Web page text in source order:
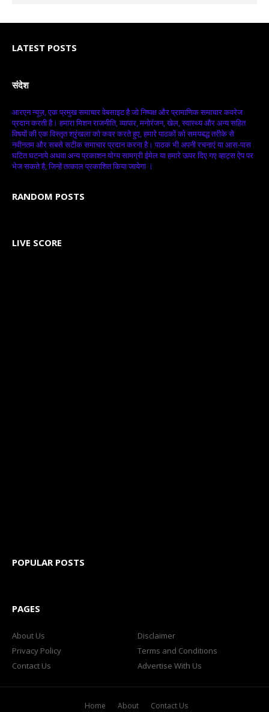
LATEST POSTS
संदेश
आरएन न्यूज़, एक प्रमुख समाचार वेबसाइट है जो निष्पक्ष और प्रामाणिक समाचार कवरेज
प्रदान करती है। हमारा मिशन राजनीति, व्यापार, मनोरंजन, खेल, स्वास्थ्य और अन्य सहित
विषयों की एक विस्तृत श्रृंखला को कवर करते हुए, हमारे पाठकों को समयबद्ध तरीके से
नवीनतम और सबसे सटीक समाचार प्रदान करना है। पाठक भी अपनी रचनाएं या आस-पास
घटित घटनाये अथवा अन्य प्रकाशन योग्य सामग्री ईमेल या हमारे ऊपर दिए गए व्हाट्स ऐप पर
भेज सकते है, जिन्हें तत्काल प्रकाशित किया जायेगा ।
RANDOM POSTS
LIVE SCORE
POPULAR POSTS
PAGES
About Us
Disclaimer
Privacy Policy
Terms and Conditions
Contact Us
Advertise With Us
Home About Contact Us